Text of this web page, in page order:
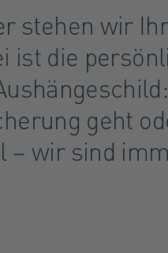
stehen wir
ist die
geht
wir sind